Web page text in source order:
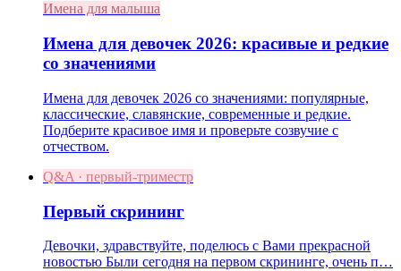
Имена для малыша
Имена для девочек 2026: красивые и редкие
со значениями
Имена для девочек 2026 со значениями: популярные,
классические, славянские, современные и редкие.
Подберите красивое имя и проверьте созвучие с
отчеством.
Q&A · первый-триместр
Первый скрининг
Девочки, здравствуйте, поделюсь с Вами прекрасной
новостью Были сегодня на первом скрининге, очень п…